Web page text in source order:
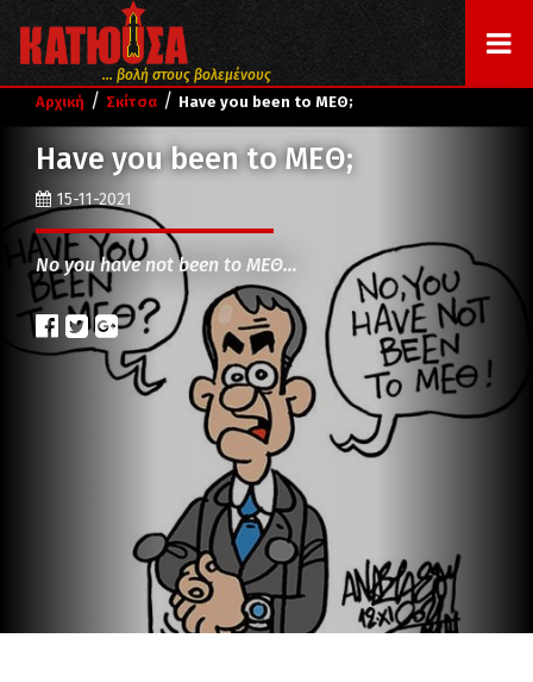
... βολή στους βολεμένους
Αρχική / Σκίτσα / Have you been to ΜΕΘ;
Have you been to ΜΕΘ;
15-11-2021
No you have not been to ΜΕΘ…